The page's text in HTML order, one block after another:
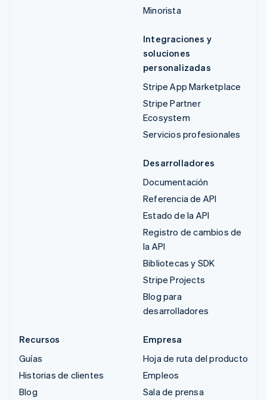
Minorista
Integraciones y
soluciones
personalizadas
Stripe App Marketplace
Stripe Partner
Ecosystem
Servicios profesionales
Desarrolladores
Documentación
Referencia de API
Estado de la API
Registro de cambios de
la API
Bibliotecas y SDK
Stripe Projects
Blog para
desarrolladores
Recursos
Guías
Historias de clientes
Blog
Empresa
Hoja de ruta del producto
Empleos
Sala de prensa